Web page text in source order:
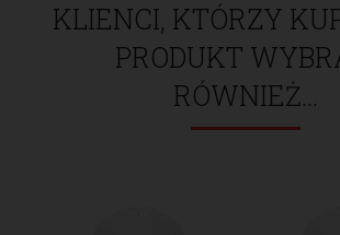
KLIENCI, KTÓRZY
PRODUKT
RÓWNIEŻ...